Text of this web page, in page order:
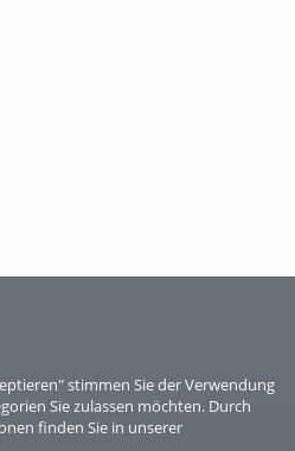
stimmen Sie der Verwendung
Sie zulassen möchten. Durch
finden Sie in unserer